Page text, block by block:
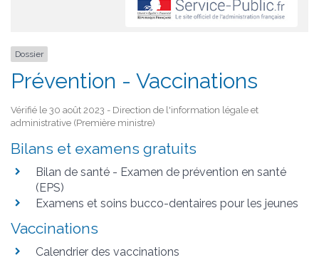
Dossier
Prévention - Vaccinations
Vérifié le 30 août 2023 - Direction de l'information légale et
administrative (Première ministre)
Bilans et examens gratuits
Bilan de santé - Examen de prévention en santé
(EPS)
Examens et soins bucco-dentaires pour les jeunes
Vaccinations
Calendrier des vaccinations